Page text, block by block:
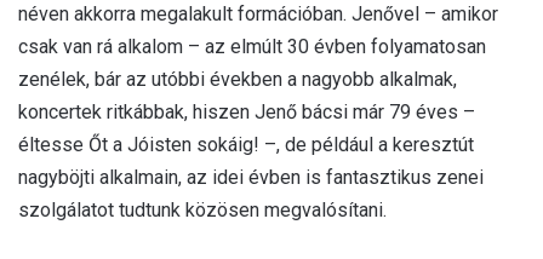
néven akkorra megalakult formációban. Jenővel – amikor
csak van rá alkalom – az elmúlt 30 évben folyamatosan
zenélek, bár az utóbbi években a nagyobb alkalmak,
koncertek ritkábbak, hiszen Jenő bácsi már 79 éves –
éltesse Őt a Jóisten sokáig! –, de például a keresztút
nagyböjti alkalmain, az idei évben is fantasztikus zenei
szolgálatot tudtunk közösen megvalósítani.